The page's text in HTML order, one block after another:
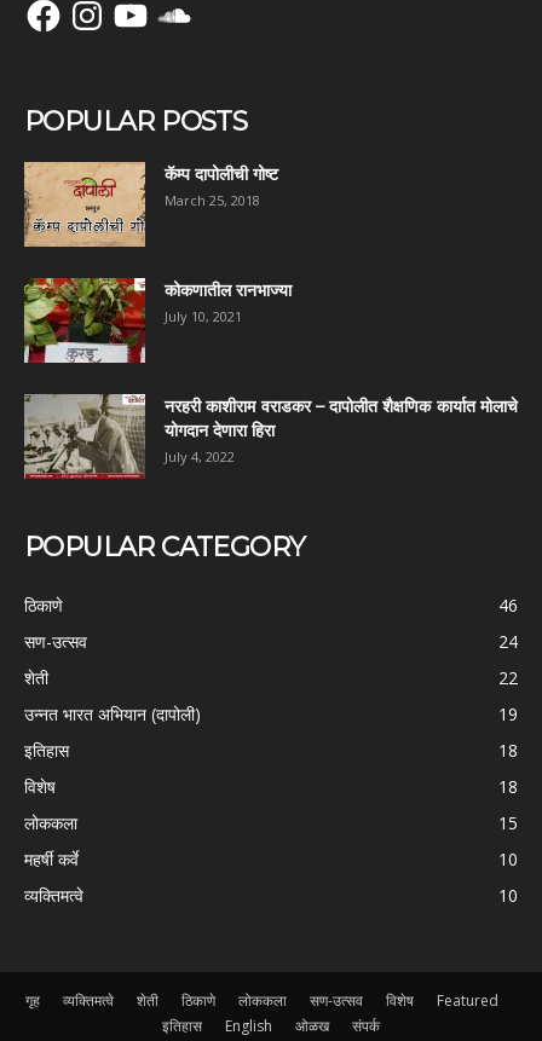
POPULAR POSTS
कॅम्प दापोलीची गोष्ट
March 25, 2018
कोकणातील रानभाज्या
July 10, 2021
नरहरी काशीराम वराडकर – दापोलीत शैक्षणिक कार्यात मोलाचे
योगदान देणारा हिरा
July 4, 2022
POPULAR CATEGORY
ठिकाणे
46
सण-उत्सव
24
शेती
22
उन्नत भारत अभियान (दापोली)
19
इतिहास
18
विशेष
18
लोककला
15
महर्षी कर्वे
10
व्यक्तिमत्वे
10
गृह व्यक्तिमत्वे शेती ठिकाणे लोककला सण-उत्सव विशेष
Featured
इतिहास
English ओळख संपर्क